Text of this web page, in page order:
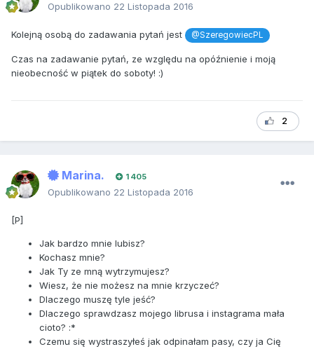
Opublikowano 22 Listopada 2016
Kolejną osobą do zadawania pytań jest @SzeregowiecPL
Czas na zadawanie pytań, ze względu na opóźnienie i moją
nieobecność w piątek do soboty! :)
2
Marina. 1 405
Opublikowano 22 Listopada 2016
[P]
Jak bardzo mnie lubisz?
Kochasz mnie?
Jak Ty ze mną wytrzymujesz?
Wiesz, że nie możesz na mnie krzyczeć?
Dlaczego muszę tyle jeść?
Dlaczego sprawdzasz mojego librusa i instagrama mała
cioto? :*
Czemu się wystraszyłeś jak odpinałam pasy, czy ja Cię